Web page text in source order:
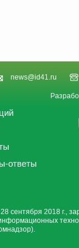
news@id41.ru
ответы
сентября 2018 г.,